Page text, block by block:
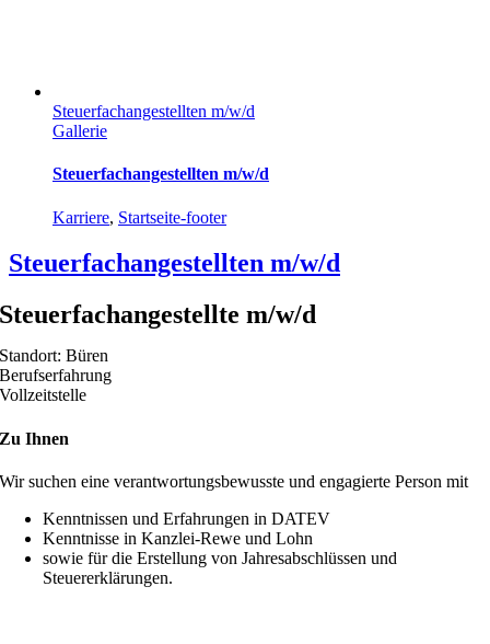
Steuerfachangestellten m/w/d
Gallerie
Steuerfachangestellten m/w/d
Karriere, Startseite-footer
Steuerfachangestellten m/w/d
Steuerfachangestellte m/w/d
Standort: Büren
Berufserfahrung
Vollzeitstelle
Zu Ihnen
Wir suchen eine verantwortungsbewusste und engagierte Person mit
Kenntnissen und Erfahrungen in DATEV
Kenntnisse in Kanzlei-Rewe und Lohn
sowie für die Erstellung von Jahresabschlüssen und
Steuererklärungen.